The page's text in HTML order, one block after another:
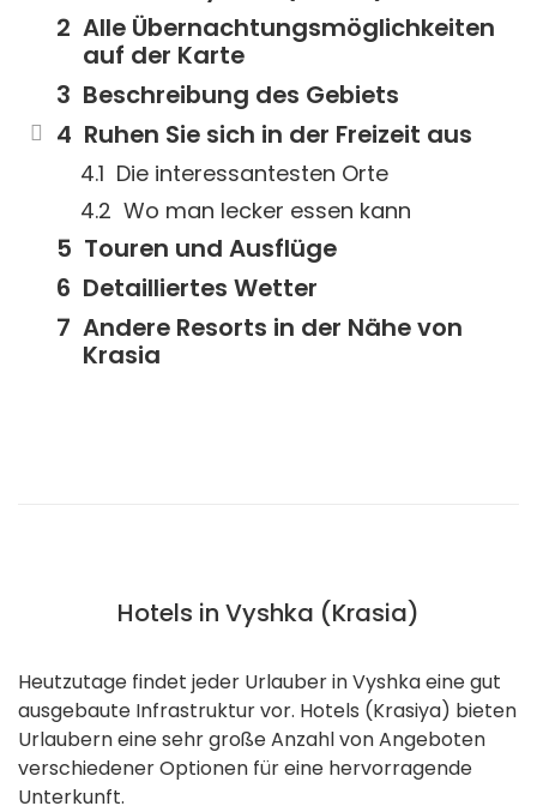
Alle Übernachtungsmöglichkeiten
auf der Karte
Beschreibung des Gebiets
Ruhen Sie sich in der Freizeit aus
Die interessantesten Orte
Wo man lecker essen kann
Touren und Ausflüge
Detailliertes Wetter
Andere Resorts in der Nähe von
Krasia
Hotels in Vyshka (Krasia)
Heutzutage findet jeder Urlauber in Vyshka eine gut
ausgebaute Infrastruktur vor. Hotels (Krasiya) bieten
Urlaubern eine sehr große Anzahl von Angeboten
verschiedener Optionen für eine hervorragende
Unterkunft.